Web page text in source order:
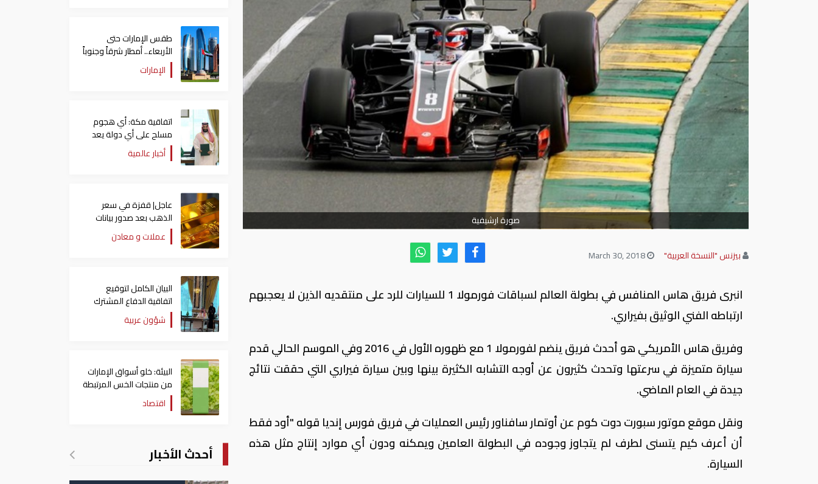
صورة ارشيفية
بيزنس "النسخة العربية"
انبرى فريق هاس المنافس في بطولة العالم لسباقات فورمولا 1 للسيارات للرد على منتقديه الذين لا يعجبهم
ارتباطه الفني الوثيق بفيراري.
وفريق هاس الأمريكي هو أحدث فريق ينضم لفورمولا 1 مع ظهوره الأول في 2016 وفي الموسم الحالي قدم
سيارة متميزة في سرعتها وتحدث كثيرون عن أوجه التشابه الكثيرة بينها وبين سيارة فيراري التي حققت نتائج
جيدة في العام الماضي.
ونقل موقع موتور سبورت دوت كوم عن أوتمار سافناور رئيس العمليات في فريق فورس إنديا قوله "أود فقط
أن أعرف كيم يتسنى لطرف لم يتجاوز وجوده في البطولة العامين ويمكنه ودون أي موارد إنتاج مثل هذه
السيارة.
طقس الإمارات حتى
الأربعاء.. أمطار شرقاً وجنوباً
وانخفاض تدريجي للحرارة
الإمارات
اتفاقية مكة: أي هجوم
مسلح على أي دولة يعد
هجوما على الدول الثلاث
جميعا
أخبار عالمية
عاجل| قفزة في سعر
الذهب بعد صدور بيانات
الوظائف الأمريكية
عملات و معادن
البيان الكامل لتوقيع
اتفاقية الدفاع المشترك
بين السعودية وتركيا
وباكستان
شؤون عربية
البيئة: خلو أسواق الإمارات
من منتجات الخس المرتبطة
بتفشي داء السيكلوسبورا
اقتصاد
أحدث الأخبار